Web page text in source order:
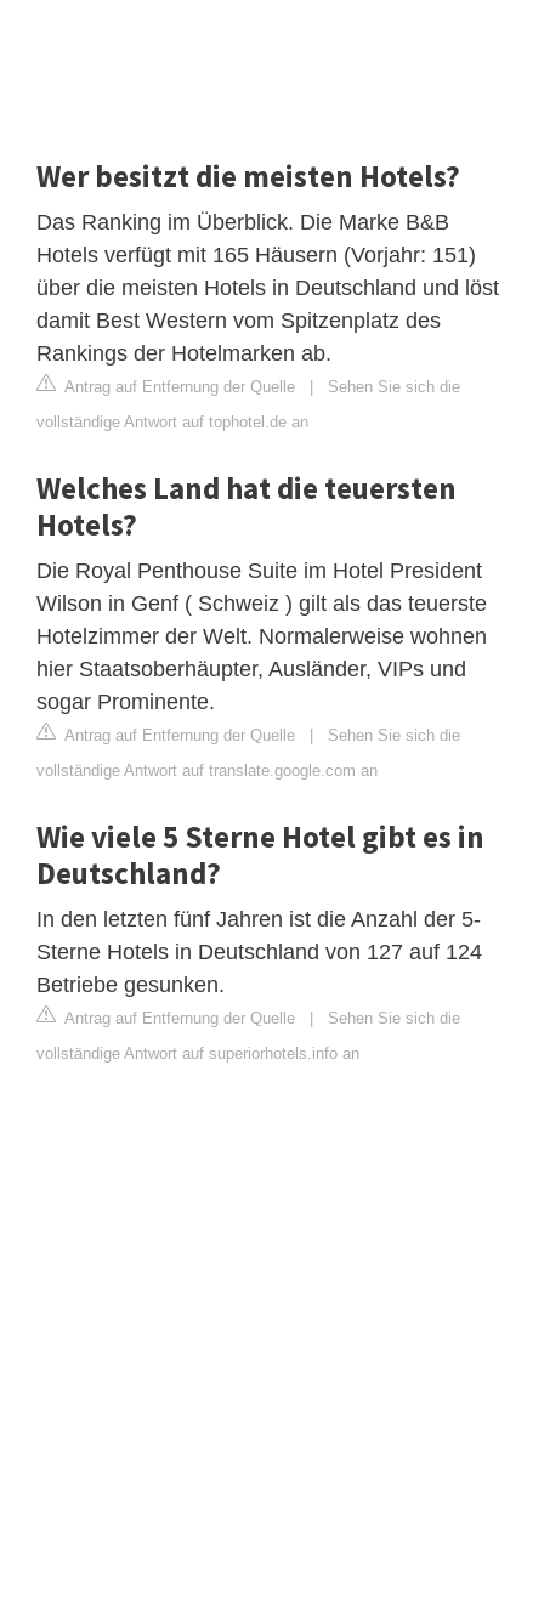
Wer besitzt die meisten Hotels?
Das Ranking im Überblick. Die Marke B&B
Hotels verfügt mit 165 Häusern (Vorjahr: 151)
über die meisten Hotels in Deutschland und löst
damit Best Western vom Spitzenplatz des
Rankings der Hotelmarken ab.
Antrag auf Entfernung der Quelle | Sehen Sie sich die
vollständige Antwort auf tophotel.de an
Welches Land hat die teuersten
Hotels?
Die Royal Penthouse Suite im Hotel President
Wilson in Genf ( Schweiz ) gilt als das teuerste
Hotelzimmer der Welt. Normalerweise wohnen
hier Staatsoberhäupter, Ausländer, VIPs und
sogar Prominente.
Antrag auf Entfernung der Quelle | Sehen Sie sich die
vollständige Antwort auf translate.google.com an
Wie viele 5 Sterne Hotel gibt es in
Deutschland?
In den letzten fünf Jahren ist die Anzahl der 5-
Sterne Hotels in Deutschland von 127 auf 124
Betriebe gesunken.
Antrag auf Entfernung der Quelle | Sehen Sie sich die
vollständige Antwort auf superiorhotels.info an